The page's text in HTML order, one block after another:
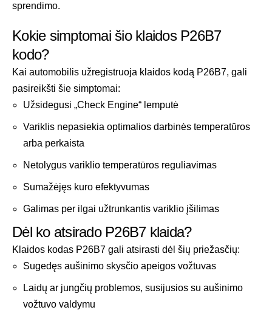
sprendimo.
Kokie simptomai šio klaidos P26B7
kodo?
Kai automobilis užregistruoja klaidos kodą P26B7, gali
pasireikšti šie simptomai:
Užsidegusi „Check Engine“ lemputė
Variklis nepasiekia optimalios darbinės temperatūros
arba perkaista
Netolygus variklio temperatūros reguliavimas
Sumažėjęs kuro efektyvumas
Galimas per ilgai užtrunkantis variklio įšilimas
Dėl ko atsirado P26B7 klaida?
Klaidos kodas P26B7 gali atsirasti dėl šių priežasčių:
Sugedęs aušinimo skysčio apeigos vožtuvas
Laidų ar jungčių problemos, susijusios su aušinimo
vožtuvo valdymu